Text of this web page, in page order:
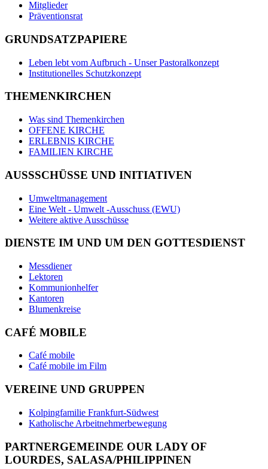
Mitglieder
Präventionsrat
GRUNDSATZPAPIERE
Leben lebt vom Aufbruch - Unser Pastoralkonzept
Institutionelles Schutzkonzept
THEMENKIRCHEN
Was sind Themenkirchen
OFFENE KIRCHE
ERLEBNIS KIRCHE
FAMILIEN KIRCHE
AUSSSCHÜSSE UND INITIATIVEN
Umweltmanagement
Eine Welt - Umwelt -Ausschuss (EWU)
Weitere aktive Ausschüsse
DIENSTE IM UND UM DEN GOTTESDIENST
Messdiener
Lektoren
Kommunionhelfer
Kantoren
Blumenkreise
CAFÉ MOBILE
Café mobile
Café mobile im Film
VEREINE UND GRUPPEN
Kolpingfamilie Frankfurt-Südwest
Katholische Arbeitnehmerbewegung
PARTNERGEMEINDE OUR LADY OF
LOURDES, SALASA/PHILIPPINEN